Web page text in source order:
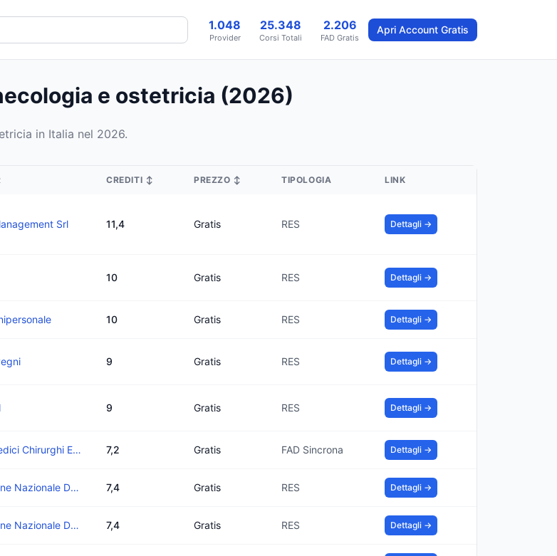
1.048
Provider
25.348
Corsi Totali
2.206
FAD Gratis
Apri Account Gratis
e ostetricia (2026)
in Italia nel 2026.
CREDITI ↕ PREZZO ↕ TIPOLOGIA LINK
Srl 11,4 Gratis RES Dettagli →
10 Gratis RES Dettagli →
10 Gratis RES Dettagli →
9 Gratis RES Dettagli →
9 Gratis RES Dettagli →
Ordine Medici Chirurghi E Odontoiatri Della Provincia Di Brescia 7,2 Gratis FAD Sincrona Dettagli →
Federazione Nazionale Degli Ordini Dei Medici Chirurghi E Degli Odontoiatri 7,4 Gratis RES Dettagli →
Federazione Nazionale Degli Ordini Dei Medici Chirurghi E Degli Odontoiatri 7,4 Gratis RES Dettagli →